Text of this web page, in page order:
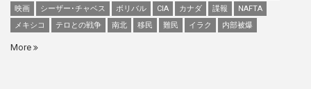
映画
シーザー･チャベス ボリバル CIA カナダ 諜報
NAFTA
メキシコ
テロとの戦争 南北 移民 難民 イラク 内部被爆
More